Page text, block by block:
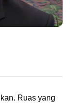
Ruas yang